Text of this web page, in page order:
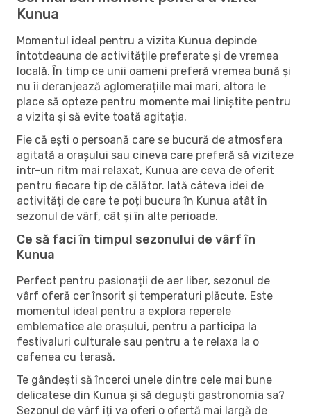
Kunua
Momentul ideal pentru a vizita Kunua depinde
întotdeauna de activitățile preferate și de vremea
locală. În timp ce unii oameni preferă vremea bună și
nu îi deranjează aglomerațiile mai mari, altora le
place să opteze pentru momente mai liniștite pentru
a vizita și să evite toată agitația.
Fie că ești o persoană care se bucură de atmosfera
agitată a orașului sau cineva care preferă să viziteze
într-un ritm mai relaxat, Kunua are ceva de oferit
pentru fiecare tip de călător. Iată câteva idei de
activități de care te poți bucura în Kunua atât în ​​
sezonul de vârf, cât și în alte perioade.
Ce să faci în timpul sezonului de vârf în
Kunua
Perfect pentru pasionații de aer liber, sezonul de
vârf oferă cer însorit și temperaturi plăcute. Este
momentul ideal pentru a explora reperele
emblematice ale orașului, pentru a participa la
festivaluri culturale sau pentru a te relaxa la o
cafenea cu terasă.
Te gândești să încerci unele dintre cele mai bune
delicatese din Kunua și să deguști gastronomia sa?
Sezonul de vârf îți va oferi o ofertă mai largă de